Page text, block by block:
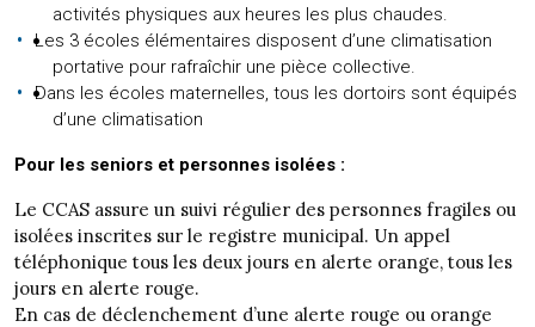
activités physiques aux heures les plus chaudes.
Les 3 écoles élémentaires disposent d’une climatisation
portative pour rafraîchir une pièce collective.
Dans les écoles maternelles, tous les dortoirs sont équipés
d’une climatisation
Pour les seniors et personnes isolées :
Le CCAS assure un suivi régulier des personnes fragiles ou
isolées inscrites sur le registre municipal. Un appel
téléphonique tous les deux jours en alerte orange, tous les
jours en alerte rouge.
En cas de déclenchement d’une alerte rouge ou orange